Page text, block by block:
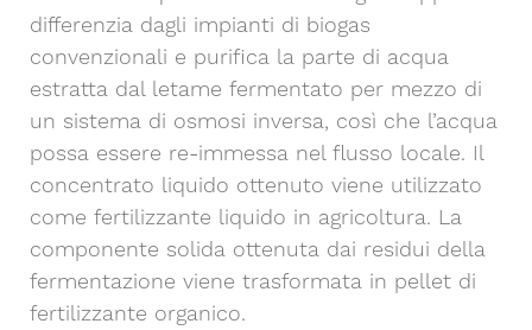
differenzia dagli impianti di biogas
convenzionali e purifica la parte di acqua
estratta dal letame fermentato per mezzo di
un sistema di osmosi inversa, così che l’acqua
possa essere re-immessa nel flusso locale. Il
concentrato liquido ottenuto viene utilizzato
come fertilizzante liquido in agricoltura. La
componente solida ottenuta dai residui della
fermentazione viene trasformata in pellet di
fertilizzante organico.